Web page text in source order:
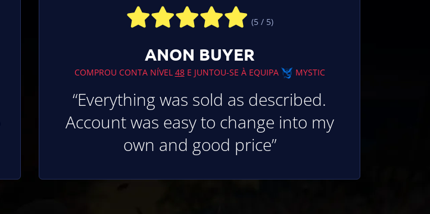
(5 / 5)
ANON BUYER
COMPROU CONTA NÍVEL 48E JUNTOU-SE À EQUIPA MYSTIC
“Everything was sold as described.
Account was easy to change into my
own and good price”